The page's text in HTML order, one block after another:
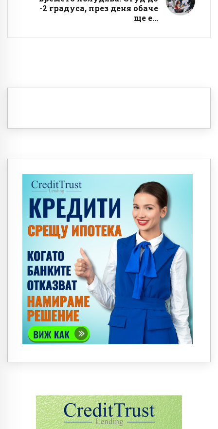
-2 градуса, през деня обаче
ще е...